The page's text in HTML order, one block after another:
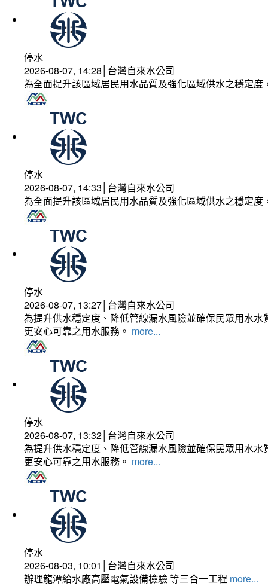
停水
2026-08-07, 14:28│台灣自來水公司
為全面提升該區域居民用水品質及強化區域供水之穩定
停水
2026-08-07, 14:33│台灣自來水公司
為全面提升該區域居民用水品質及強化區域供水之穩定
停水
2026-08-07, 13:27│台灣自來水公司
為提升供水穩定度、降低管線漏水風險並確保民眾用水
更安心可靠之用水服務。 more...
停水
2026-08-07, 13:32│台灣自來水公司
為提升供水穩定度、降低管線漏水風險並確保民眾用水
更安心可靠之用水服務。 more...
停水
2026-08-03, 10:01│台灣自來水公司
辦理龍潭給水廠高壓電氣設備檢驗 等三合一工程 more...